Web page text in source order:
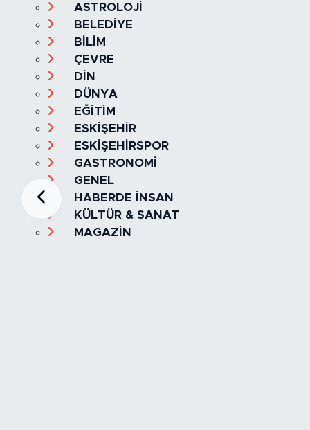
ASTROLOJİ
BELEDİYE
BİLİM
ÇEVRE
DİN
DÜNYA
EĞİTİM
ESKİŞEHİR
ESKİŞEHİRSPOR
GASTRONOMİ
GENEL
HABERDE İNSAN
KÜLTÜR & SANAT
MAGAZİN